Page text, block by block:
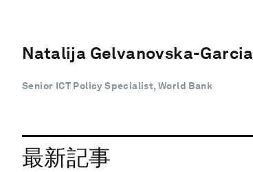
Natalija Gelvanovska-Garcia
Senior ICT Policy Specialist, World Bank
最新記事